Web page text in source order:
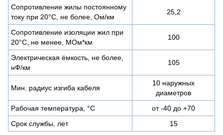
Сопротивление жилы постоянному
току при 20°С, не более, Ом/км
25,2
Сопротивление изоляции жил при
20°C, не менее, МОм*км
100
Электрическая ёмкость, не более,
нФ/км
105
Мин. радиус изгиба кабеля
10 наружных
диаметров
Рабочая температура, °С
от -40 до +70
Срок службы, лет
15